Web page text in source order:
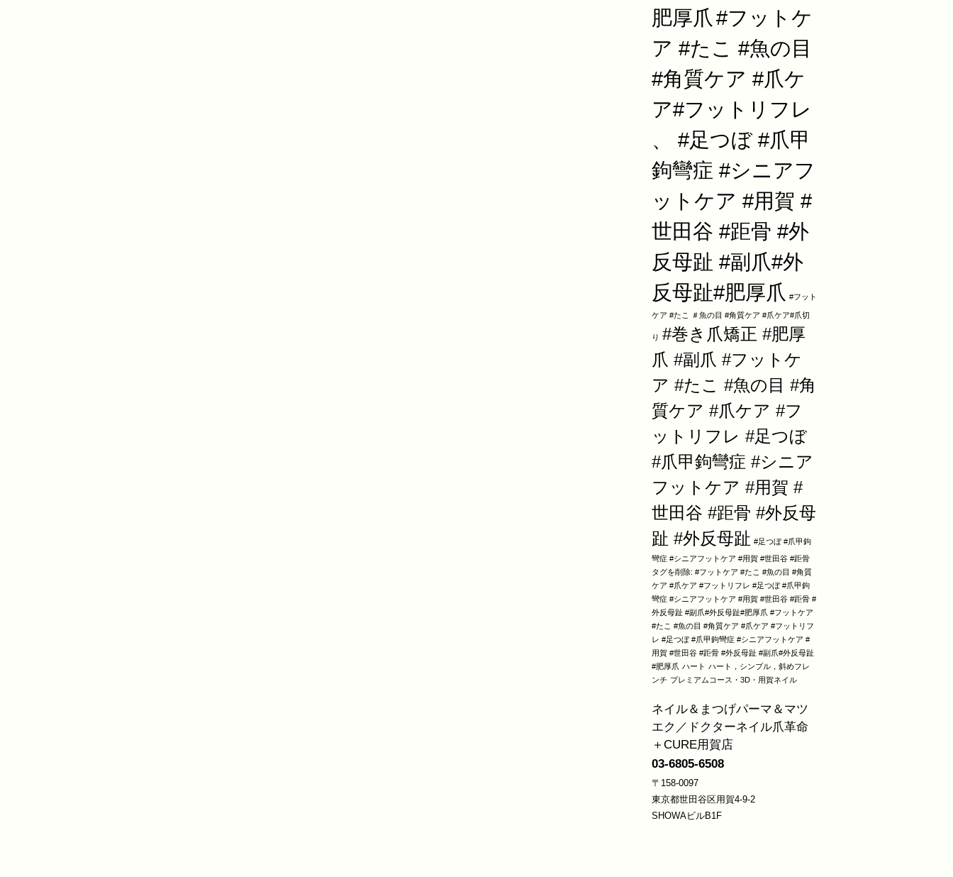
肥厚爪 #フットケ
ア #たこ #魚の目
#角質ケア #爪ケ
ア#フットリフレ
、 #足つぼ #爪甲
鉤彎症 #シニアフ
ットケア #用賀 #
世田谷 #距骨 #外
反母趾 #副爪#外
反母趾#肥厚爪 #フット
ケア #たこ ＃魚の目 #角質ケア #爪ケア#爪切
り #巻き爪矯正 #肥厚
爪 #副爪 #フットケ
ア #たこ #魚の目 #角
質ケア #爪ケア #フ
ットリフレ #足つぼ
#爪甲鉤彎症 #シニア
フットケア #用賀 #
世田谷 #距骨 #外反母
趾 #外反母趾 #足つぼ #爪甲鉤
彎症 #シニアフットケア #用賀 #世田谷 #距骨
タグを削除: #フットケア #たこ #魚の目 #角質
ケア #爪ケア #フットリフレ #足つぼ #爪甲鉤
彎症 #シニアフットケア #用賀 #世田谷 #距骨 #
外反母趾 #副爪#外反母趾#肥厚爪 #フットケア
#たこ #魚の目 #角質ケア #爪ケア #フットリフ
レ #足つぼ #爪甲鉤彎症 #シニアフットケア #
用賀 #世田谷 #距骨 #外反母趾 #副爪#外反母趾
#肥厚爪 ハート ハート，シンプル，斜めフレ
ンチ プレミアムコース・3D・用賀ネイル
ネイル＆まつげパーマ＆マツ
エク／ドクターネイル爪革命
＋CURE用賀店
03-6805-6508
〒158-0097
東京都世田谷区用賀4-9-2
SHOWAビルB1F